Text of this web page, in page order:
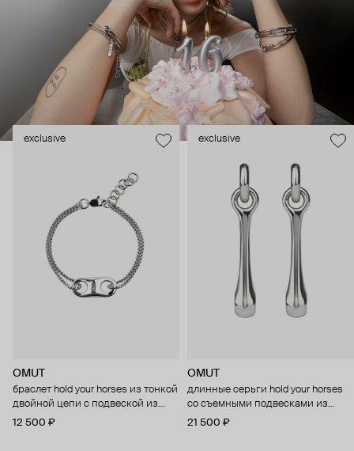
Эксклюзивно для Poison Drop бренд выпустил коллекцию
HOLD YOUR HORSES (Придержи своих коней),
вдохновленную удилами для контроля лошадей: не через
силу, а через точность давления.
exclusive
OMUT
браслет hold your horses из тонкой
двойной цепи с подвеской из
бронзы с родиевым покрытием
12 500 ₽
exclusive
OMUT
длинные серьги hold your horses
со съемными подвесками из
бронзы с родиевым покрытием
21 500 ₽